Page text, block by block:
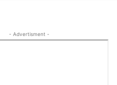
- Advertisment -